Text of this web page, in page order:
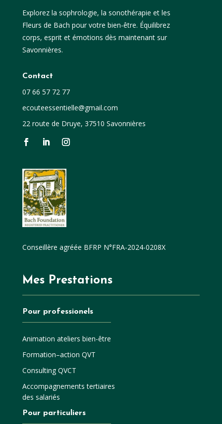
Explorez la sophrologie, la sonothérapie et les
Fleurs de Bach pour votre bien-être. Équilibrez
corps, esprit et émotions dès maintenant sur
Savonnières.
Contact
07 66 57 72 77
ecouteessentielle@gmail.com
22 route de Druye, 37510 Savonnières
Conseillère agréée BFRP N°FRA-2024-0208X
Mes Prestations
Pour professionels
Animation ateliers bien-être
Formation–action QVT
Consulting QVCT
Accompagnements tertiaires
des salariés
Pour particuliers